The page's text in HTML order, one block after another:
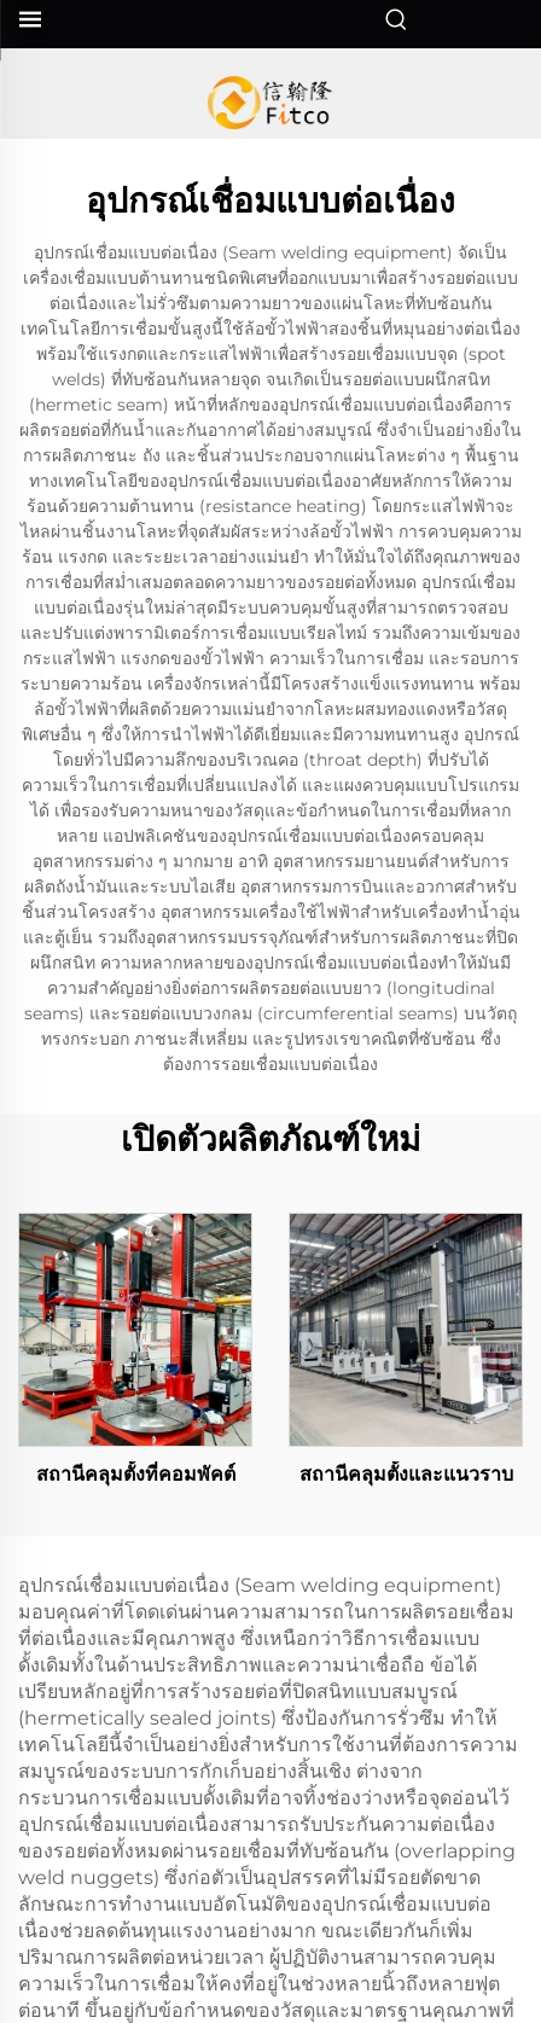
อุปกรณ์เชื่อมแบบต่อเนื่อง
อุปกรณ์เชื่อมแบบต่อเนื่อง (Seam welding equipment) จัดเป็น
เครื่องเชื่อมแบบต้านทานชนิดพิเศษที่ออกแบบมาเพื่อสร้างรอยต่อแบบ
ต่อเนื่องและไม่รั่วซึมตามความยาวของแผ่นโลหะที่ทับซ้อนกัน
เทคโนโลยีการเชื่อมขั้นสูงนี้ใช้ล้อขั้วไฟฟ้าสองชิ้นที่หมุนอย่างต่อเนื่อง
พร้อมใช้แรงกดและกระแสไฟฟ้าเพื่อสร้างรอยเชื่อมแบบจุด (spot
welds) ที่ทับซ้อนกันหลายจุด จนเกิดเป็นรอยต่อแบบผนึกสนิท
(hermetic seam) หน้าที่หลักของอุปกรณ์เชื่อมแบบต่อเนื่องคือการ
ผลิตรอยต่อที่กันน้ำและกันอากาศได้อย่างสมบูรณ์ ซึ่งจำเป็นอย่างยิ่งใน
การผลิตภาชนะ ถัง และชิ้นส่วนประกอบจากแผ่นโลหะต่าง ๆ พื้นฐาน
ทางเทคโนโลยีของอุปกรณ์เชื่อมแบบต่อเนื่องอาศัยหลักการให้ความ
ร้อนด้วยความต้านทาน (resistance heating) โดยกระแสไฟฟ้าจะ
ไหลผ่านชิ้นงานโลหะที่จุดสัมผัสระหว่างล้อขั้วไฟฟ้า การควบคุมความ
ร้อน แรงกด และระยะเวลาอย่างแม่นยำ ทำให้มั่นใจได้ถึงคุณภาพของ
การเชื่อมที่สม่ำเสมอตลอดความยาวของรอยต่อทั้งหมด อุปกรณ์เชื่อม
แบบต่อเนื่องรุ่นใหม่ล่าสุดมีระบบควบคุมขั้นสูงที่สามารถตรวจสอบ
และปรับแต่งพารามิเตอร์การเชื่อมแบบเรียลไทม์ รวมถึงความเข้มของ
กระแสไฟฟ้า แรงกดของขั้วไฟฟ้า ความเร็วในการเชื่อม และรอบการ
ระบายความร้อน เครื่องจักรเหล่านี้มีโครงสร้างแข็งแรงทนทาน พร้อม
ล้อขั้วไฟฟ้าที่ผลิตด้วยความแม่นยำจากโลหะผสมทองแดงหรือวัสดุ
พิเศษอื่น ๆ ซึ่งให้การนำไฟฟ้าได้ดีเยี่ยมและมีความทนทานสูง อุปกรณ์
โดยทั่วไปมีความลึกของบริเวณคอ (throat depth) ที่ปรับได้
ความเร็วในการเชื่อมที่เปลี่ยนแปลงได้ และแผงควบคุมแบบโปรแกรม
ได้ เพื่อรองรับความหนาของวัสดุและข้อกำหนดในการเชื่อมที่หลาก
หลาย แอปพลิเคชันของอุปกรณ์เชื่อมแบบต่อเนื่องครอบคลุม
อุตสาหกรรมต่าง ๆ มากมาย อาทิ อุตสาหกรรมยานยนต์สำหรับการ
ผลิตถังน้ำมันและระบบไอเสีย อุตสาหกรรมการบินและอวกาศสำหรับ
ชิ้นส่วนโครงสร้าง อุตสาหกรรมเครื่องใช้ไฟฟ้าสำหรับเครื่องทำน้ำอุ่น
และตู้เย็น รวมถึงอุตสาหกรรมบรรจุภัณฑ์สำหรับการผลิตภาชนะที่ปิด
ผนึกสนิท ความหลากหลายของอุปกรณ์เชื่อมแบบต่อเนื่องทำให้มันมี
ความสำคัญอย่างยิ่งต่อการผลิตรอยต่อแบบยาว (longitudinal
seams) และรอยต่อแบบวงกลม (circumferential seams) บนวัตถุ
ทรงกระบอก ภาชนะสี่เหลี่ยม และรูปทรงเรขาคณิตที่ซับซ้อน ซึ่ง
ต้องการรอยเชื่อมแบบต่อเนื่อง
เปิดตัวผลิตภัณฑ์ใหม่
สถานีคลุมตั้งที่คอมพัคต์ สถานีคลุมตั้งและแนวราบ
อุปกรณ์เชื่อมแบบต่อเนื่อง (Seam welding equipment)
มอบคุณค่าที่โดดเด่นผ่านความสามารถในการผลิตรอยเชื่อม
ที่ต่อเนื่องและมีคุณภาพสูง ซึ่งเหนือกว่าวิธีการเชื่อมแบบ
ดั้งเดิมทั้งในด้านประสิทธิภาพและความน่าเชื่อถือ ข้อได้
เปรียบหลักอยู่ที่การสร้างรอยต่อที่ปิดสนิทแบบสมบูรณ์
(hermetically sealed joints) ซึ่งป้องกันการรั่วซึม ทำให้
เทคโนโลยีนี้จำเป็นอย่างยิ่งสำหรับการใช้งานที่ต้องการความ
สมบูรณ์ของระบบการกักเก็บอย่างสิ้นเชิง ต่างจาก
กระบวนการเชื่อมแบบดั้งเดิมที่อาจทิ้งช่องว่างหรือจุดอ่อนไว้
อุปกรณ์เชื่อมแบบต่อเนื่องสามารถรับประกันความต่อเนื่อง
ของรอยต่อทั้งหมดผ่านรอยเชื่อมที่ทับซ้อนกัน (overlapping
weld nuggets) ซึ่งก่อตัวเป็นอุปสรรคที่ไม่มีรอยตัดขาด
ลักษณะการทำงานแบบอัตโนมัติของอุปกรณ์เชื่อมแบบต่อ
เนื่องช่วยลดต้นทุนแรงงานอย่างมาก ขณะเดียวกันก็เพิ่ม
ปริมาณการผลิตต่อหน่วยเวลา ผู้ปฏิบัติงานสามารถควบคุม
ความเร็วในการเชื่อมให้คงที่อยู่ในช่วงหลายนิ้วถึงหลายฟุต
ต่อนาที ขึ้นอยู่กับข้อกำหนดของวัสดุและมาตรฐานคุณภาพที่